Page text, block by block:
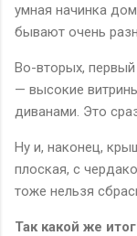
умная начинка
бывают очень
Во-вторых, первый
— высокие
диванами. Это
Ну и, наконец,
плоская, с
тоже нельзя
Так какой же